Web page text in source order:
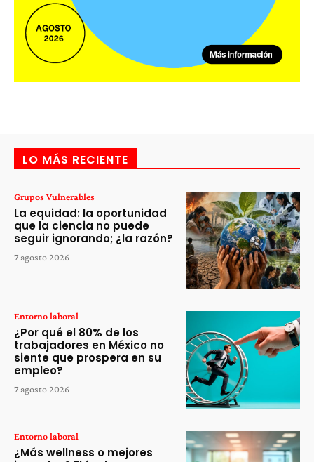
LO MÁS RECIENTE
Grupos Vulnerables
La equidad: la oportunidad
que la ciencia no puede
seguir ignorando; ¿la razón?
7 agosto 2026
Entorno laboral
¿Por qué el 80% de los
trabajadores en México no
siente que prospera en su
empleo?
7 agosto 2026
Entorno laboral
¿Más wellness o mejores